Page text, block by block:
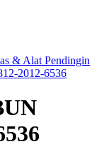
& Alat Pendingin
2012-6536